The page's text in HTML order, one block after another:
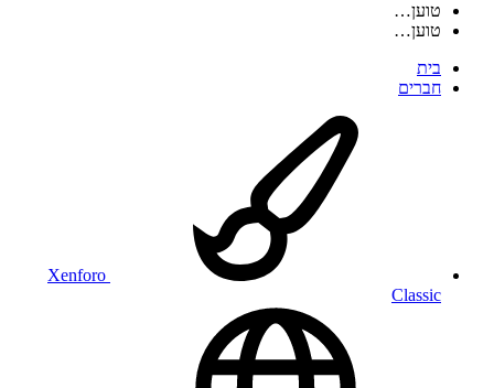
טוען…
טוען…
בית
חברים
Xenforo
Classic